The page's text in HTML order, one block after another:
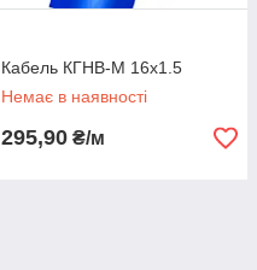
Кабель КГНВ-М 16х1.5
Немає в наявності
295,90 ₴/м